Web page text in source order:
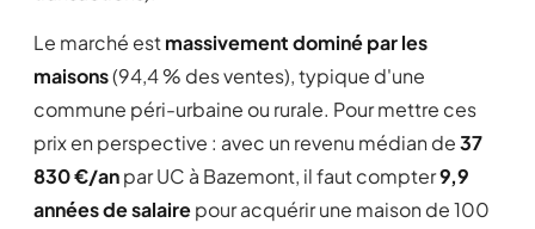
Le marché estmassivement dominé par les
maisons(94,4 % des ventes), typique d'une
commune péri-urbaine ou rurale. Pour mettre ces
prix en perspective : avec un revenu médian de37
830 €/anpar UC à Bazemont, il faut compter9,9
années de salairepour acquérir une maison de 100